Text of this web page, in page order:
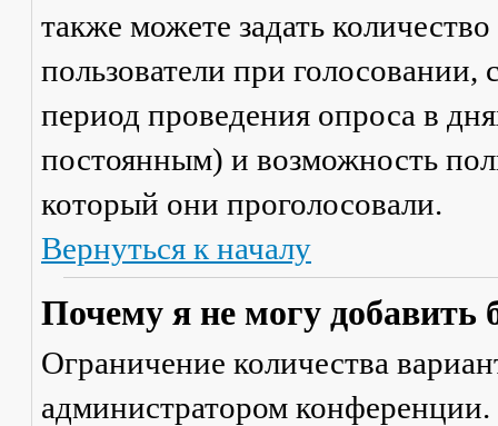
также можете задать
пользователи при
период проведения опроса в
постоянным) и возможность
который они проголосовали.
Вернуться к началу
Почему я не могу добавить
Ограничение количества
администратором